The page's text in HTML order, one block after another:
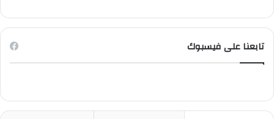
تابعنا على فيسبوك